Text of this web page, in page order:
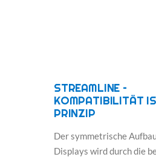
STREAMLINE –
KOMPATIBILITÄT
PRINZIP
Der symmetrische
Displays wird durch die